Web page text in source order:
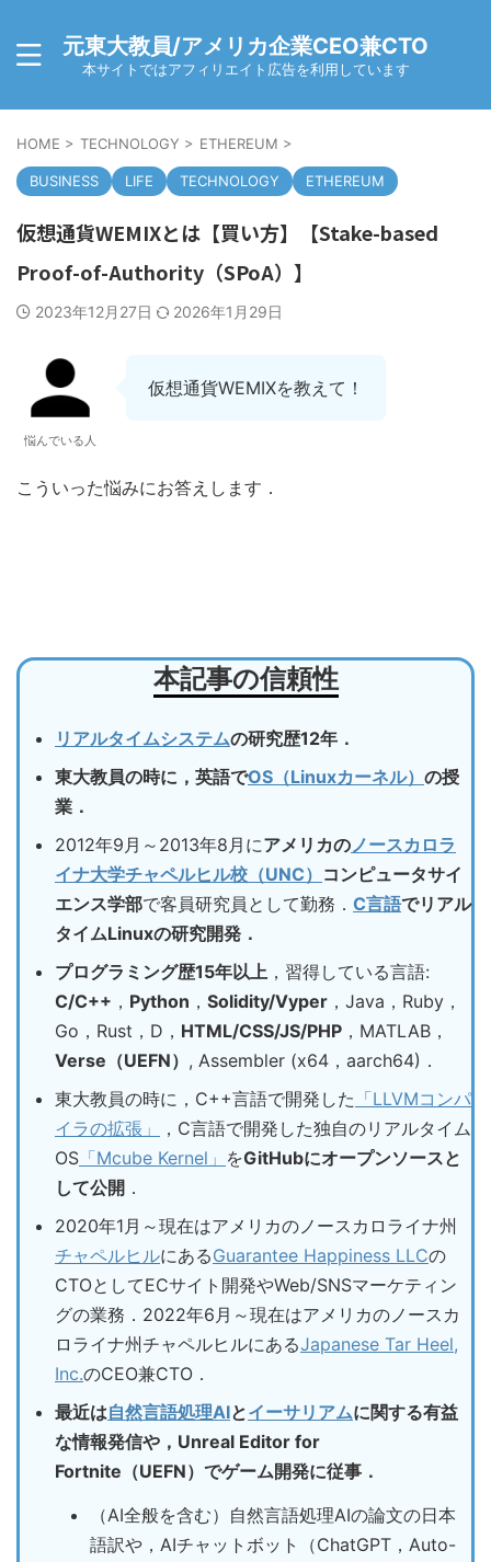
元東大教員/アメリカ企業CEO兼CTO
本サイトではアフィリエイト広告を利用しています
HOME > TECHNOLOGY > ETHEREUM >
BUSINESS LIFE TECHNOLOGY ETHEREUM
仮想通貨WEMIXとは【買い方】【Stake-based
Proof-of-Authority（SPoA）】
2023年12月27日 2026年1月29日
悩んでいる人
仮想通貨WEMIXを教えて！
こういった悩みにお答えします．
本記事の信頼性
リアルタイムシステムの研究歴12年．
東大教員の時に，英語でOS（Linuxカーネル） の授
業．
2012年9月～2013年8月にアメリカのノースカロラ
イナ大学チャペルヒル校（UNC） コンピュータサイ
エンス学部で客員研究員として勤務． C言語でリアル
タイムLinuxの研究開発．
プログラミング歴15年以上 ，習得している言語:
C/C++ ， Python ， Solidity/Vyper ，Java，Ruby，
Go，Rust，D， HTML/CSS/JS/PHP ，MATLAB，
Verse（UEFN） , Assembler (x64，aarch64)．
東大教員の時に，C++言語で開発した 「LLVMコンパ
イラの拡張」
，C言語で開発した独自のリアルタイム
OS 「Mcube Kernel」 をGitHubにオープンソースと
して公開 ．
2020年1月～現在はアメリカのノースカロライナ州
チャペルヒルにあるGuarantee Happiness LLCの
CTOとしてECサイト開発やWeb/SNSマーケティン
グの業務．2022年6月～現在はアメリカのノースカ
ロライナ州チャペルヒルにあるJapanese Tar Heel,
Inc.のCEO兼CTO．
最近は自然言語処理AIとイーサリアムに関する有益
な情報発信や，Unreal Editor for
Fortnite（UEFN）でゲーム開発に従事．
（AI全般を含む）自然言語処理AIの論文の日本
語訳や，AIチャットボット（ChatGPT，Auto-